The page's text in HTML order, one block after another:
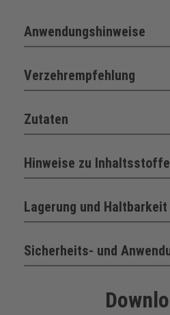
Anwendungshinweise
Verzehrempfehlung
Zutaten
Hinweise zu
Lagerung und Haltbarkeit
Sicherheits- und